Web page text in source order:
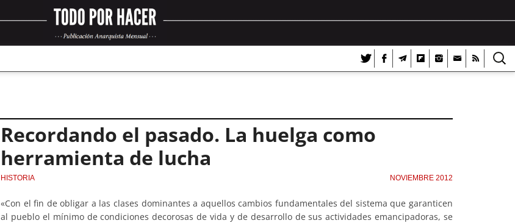
Recordando el pasado. La huelga como
herramienta de lucha
HISTORIA NOVIEMBRE 2012
«Con el fin de obligar a las clases dominantes a aquellos cambios fundamentales del sistema que garanticen
al pueblo el mínimo de condiciones decorosas de vida y de desarrollo de sus actividades emancipadoras, se